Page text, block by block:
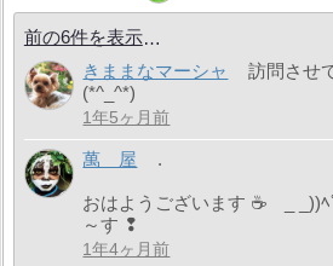
前の6件を表示
きままなマーシャ
訪問させ
(*^_^*)
1年5ヶ月前
萬 屋 .
おはようございます ☕ _
～す ❢
1年4ヶ月前